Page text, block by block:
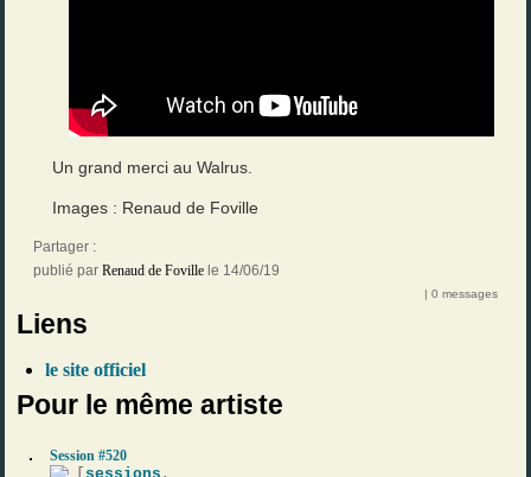
Un grand merci au Walrus.
Images : Renaud de Foville
Partager :
publié par Renaud de Foville le 14/06/19
| 0 messages
Liens
le site officiel
Pour le même artiste
Session #520